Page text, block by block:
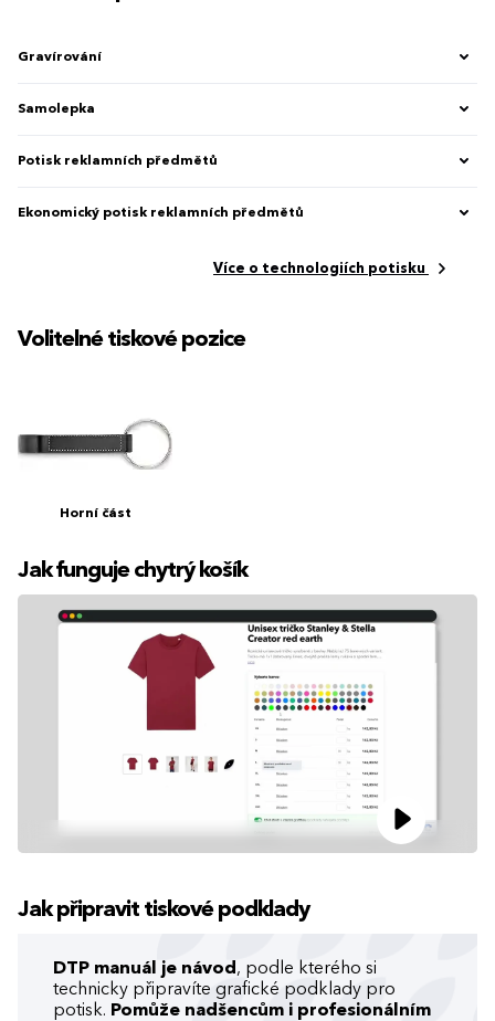
Gravírování
Samolepka
Potisk reklamních předmětů
Ekonomický potisk reklamních předmětů
Více o technologiích potisku
Volitelné tiskové pozice
Horní část
Jak funguje chytrý košík
Jak připravit tiskové podklady
DTP manuál je návod , podle kterého si
technicky připravíte grafické podklady pro
potisk. Pomůže nadšencům i profesionálním